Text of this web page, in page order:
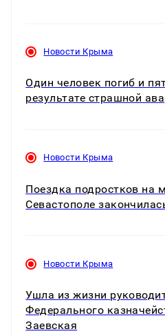
Новости Крыма
Один человек погиб и
результате страшной
Новости Крыма
Поездка подростков на
Севастополе
Новости Крыма
Ушла из жизни
Федерального
Заевская